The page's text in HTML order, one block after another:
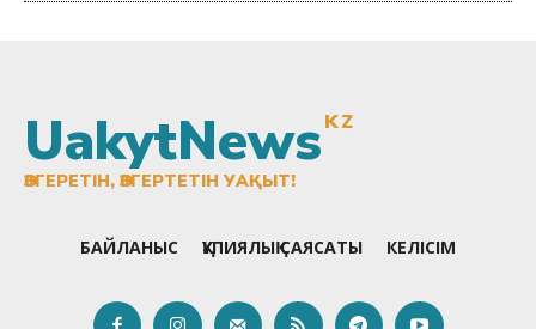
UakytNewsKZ
ӨЗГЕРЕТІН, ӨЗГЕРТЕТІН УАҚЫТ!
БАЙЛАНЫС ҚҰПИЯЛЫҚ САЯСАТЫ КЕЛІСІМ